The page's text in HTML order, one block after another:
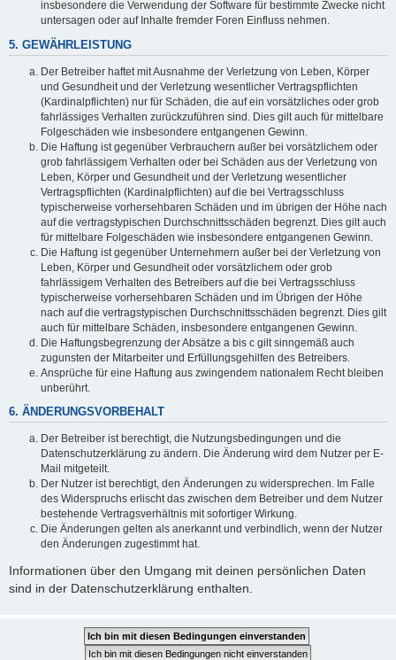
insbesondere die Verwendung der Software für bestimmte Zwecke nicht
untersagen oder auf Inhalte fremder Foren Einfluss nehmen.
5. GEWÄHRLEISTUNG
Der Betreiber haftet mit Ausnahme der Verletzung von Leben, Körper
und Gesundheit und der Verletzung wesentlicher Vertragspflichten
(Kardinalpflichten) nur für Schäden, die auf ein vorsätzliches oder grob
fahrlässiges Verhalten zurückzuführen sind. Dies gilt auch für mittelbare
Folgeschäden wie insbesondere entgangenen Gewinn.
Die Haftung ist gegenüber Verbrauchern außer bei vorsätzlichem oder
grob fahrlässigem Verhalten oder bei Schäden aus der Verletzung von
Leben, Körper und Gesundheit und der Verletzung wesentlicher
Vertragspflichten (Kardinalpflichten) auf die bei Vertragsschluss
typischerweise vorhersehbaren Schäden und im übrigen der Höhe nach
auf die vertragstypischen Durchschnittsschäden begrenzt. Dies gilt auch
für mittelbare Folgeschäden wie insbesondere entgangenen Gewinn.
Die Haftung ist gegenüber Unternehmern außer bei der Verletzung von
Leben, Körper und Gesundheit oder vorsätzlichem oder grob
fahrlässigem Verhalten des Betreibers auf die bei Vertragsschluss
typischerweise vorhersehbaren Schäden und im Übrigen der Höhe
nach auf die vertragstypischen Durchschnittsschäden begrenzt. Dies gilt
auch für mittelbare Schäden, insbesondere entgangenen Gewinn.
Die Haftungsbegrenzung der Absätze a bis c gilt sinngemäß auch
zugunsten der Mitarbeiter und Erfüllungsgehilfen des Betreibers.
Ansprüche für eine Haftung aus zwingendem nationalem Recht bleiben
unberührt.
6. ÄNDERUNGSVORBEHALT
Der Betreiber ist berechtigt, die Nutzungsbedingungen und die
Datenschutzerklärung zu ändern. Die Änderung wird dem Nutzer per E-
Mail mitgeteilt.
Der Nutzer ist berechtigt, den Änderungen zu widersprechen. Im Falle
des Widerspruchs erlischt das zwischen dem Betreiber und dem Nutzer
bestehende Vertragsverhältnis mit sofortiger Wirkung.
Die Änderungen gelten als anerkannt und verbindlich, wenn der Nutzer
den Änderungen zugestimmt hat.
Informationen über den Umgang mit deinen persönlichen Daten
sind in der Datenschutzerklärung enthalten.